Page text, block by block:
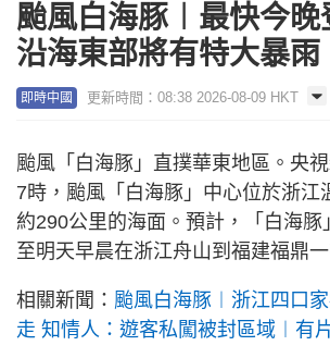
颱風白海豚︱最快今晚
沿海東部將有特大暴雨
即時中國 更新時間：08:38 2026-08-09 HKT
颱風「白海豚」直撲華東地區。央
7時，颱風「白海豚」中心位於浙江
約290公里的海面。預計，「白海豚
至明天早晨在浙江舟山到福建福鼎
相關新聞： 颱風白海豚︱浙江四口
走 知情人：遊客私闖被封區域︱有